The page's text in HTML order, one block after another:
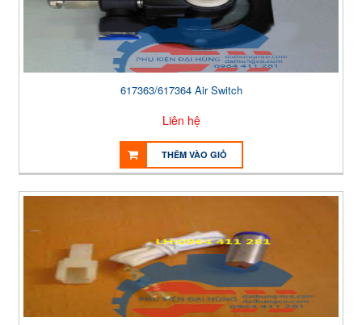
617363/617364 Air Switch
Liên hệ
THÊM VÀO GIỎ